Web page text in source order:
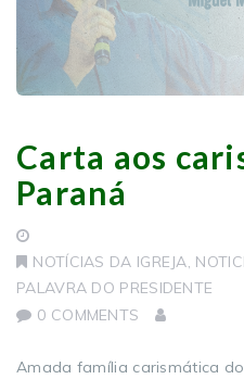
Carta aos
Paraná
NOTÍCIAS DA IGREJA,
PALAVRA DO PRESIDENTE
0 COMMENTS
Amada família carismática